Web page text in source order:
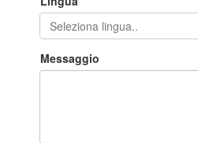
Messaggio